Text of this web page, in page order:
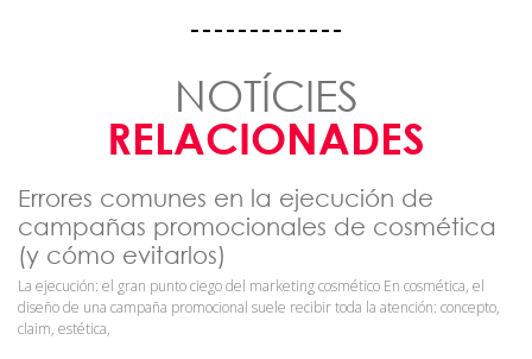
NOTÍCIES
RELACIONADES
Errores comunes en la ejecución de
campañas promocionales de cosmética
(y cómo evitarlos)
La ejecución: el gran punto ciego del marketing cosmético En cosmética, el
diseño de una campaña promocional suele recibir toda la atención: concepto,
claim, estética,